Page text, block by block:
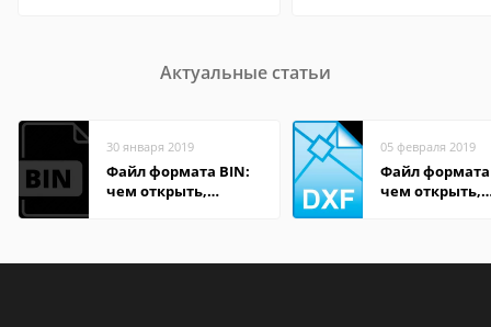
Актуальные статьи
30 января 2019
Файл формата BIN:
чем открыть,
05 февраля 2019
Файл формата
чем открыть,